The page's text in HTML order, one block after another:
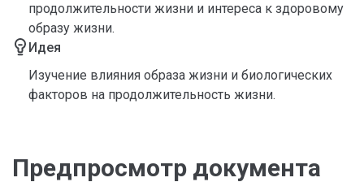
продолжительности жизни и интереса к здоровому
образу жизни.
Идея
Изучение влияния образа жизни и биологических
факторов на продолжительность жизни.
Предпросмотр документа